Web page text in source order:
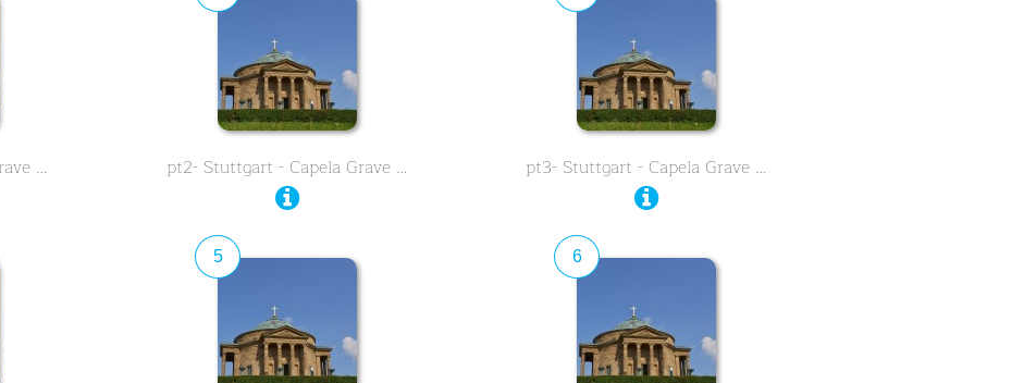
… pt2- Stuttgart - Capela Grave … pt3- Stuttgart - Capela Grave …
5 6